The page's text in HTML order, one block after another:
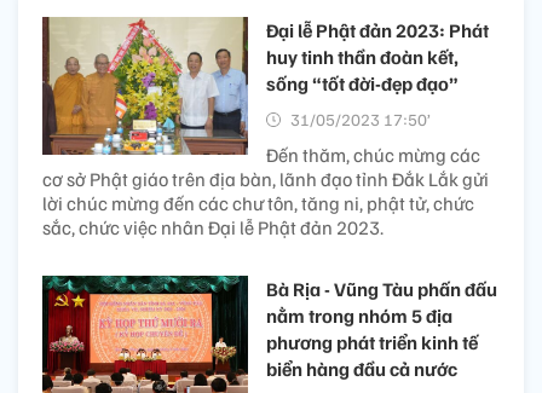
Đại lễ Phật đản 2023: Phát
huy tinh thần đoàn kết,
sống “tốt đời-đẹp đạo”
31/05/2023 17:50’
Đến thăm, chúc mừng các
cơ sở Phật giáo trên địa bàn, lãnh đạo tỉnh Đắk Lắk gửi
lời chúc mừng đến các chư tôn, tăng ni, phật tử, chức
sắc, chức việc nhân Đại lễ Phật đản 2023.
Bà Rịa - Vũng Tàu phấn đấu
nằm trong nhóm 5 địa
phương phát triển kinh tế
biển hàng đầu cả nước